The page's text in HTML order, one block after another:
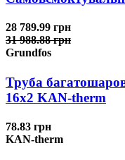
28 789.99 грн
31 988.88 грн
Grundfos
Труба
16x2 KAN-therm
78.83 грн
KAN-therm